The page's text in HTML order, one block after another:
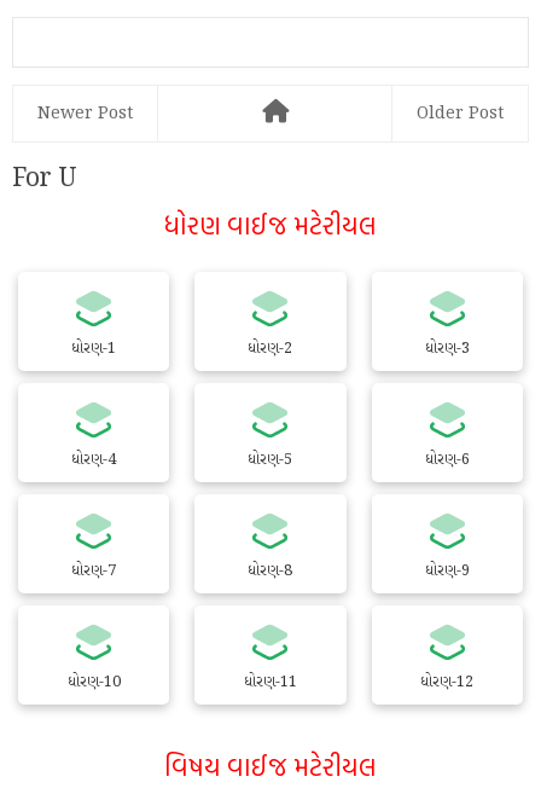
Newer Post Older Post
For U
ધોરણ વાઈજ મટેરીયલ
ધોરણ-1 ધોરણ-2 ધોરણ-3
ધોરણ-4 ધોરણ-5 ધોરણ-6
ધોરણ-7 ધોરણ-8 ધોરણ-9
ધોરણ-10 ધોરણ-11 ધોરણ-12
વિષય વાઈજ મટેરીયલ